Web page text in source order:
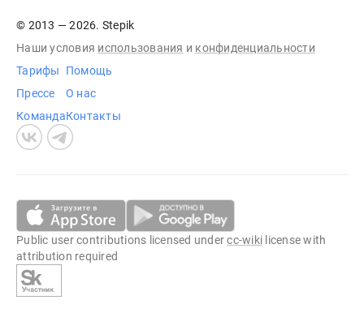
© 2013 — 2026. Stepik
Наши условия использования и конфиденциальности
Тарифы
Прессе
Команда
Помощь
О нас
Контакты
Public user contributions licensed undercc-wiki license with
attribution required